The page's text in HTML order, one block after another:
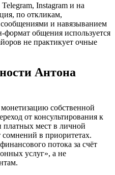
Instagram и на
по откликам,
и навязыванием
общения используется
не практикует очные
Антона
собственной
от консультирования к
платных мест в личной
сомнений в приоритетах.
потока за счёт
услуг», а не